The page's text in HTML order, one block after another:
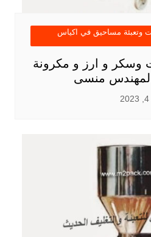
وتعبئة مساحيق في اكياس
وسكر و ارز و مكرونة